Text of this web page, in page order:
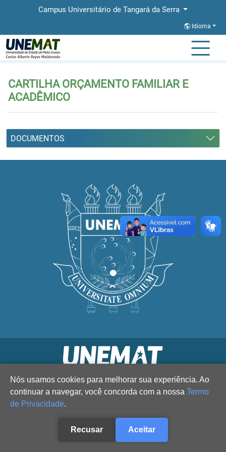
Campus Universitário de Tangará da Serra
Idioma
Página Inicial CARTILHA ORÇAMENTO FAMILIAR E ACADÊMICO
CARTILHA ORÇAMENTO FAMILIAR E
ACADÊMICO
DOCUMENTOS
Nós usamos cookies para melhorar sua experiência. Ao
continuar a navegar, você concorda com a nossa Termo
de Privacidade.
Recusar Aceitar